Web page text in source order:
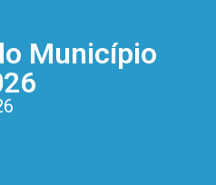
Município